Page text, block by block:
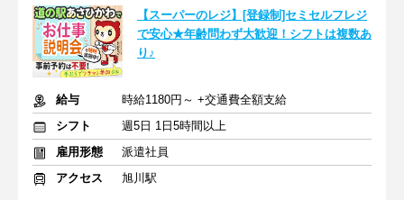
【スーパーのレジ】[登録制]セミセルフレジ
で安心★年齢問わず大歓迎！シフトは複数あ
り♪
給与
時給1180円～ +交通費全額支給
シフト
週5日 1日5時間以上
雇用形態
派遣社員
アクセス
旭川駅